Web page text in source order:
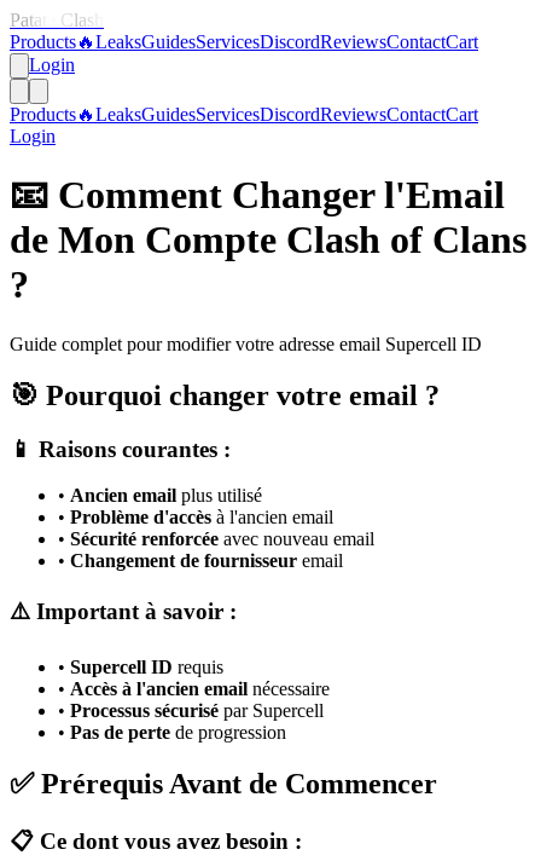
Patate Clash
Products🔥LeaksGuidesServicesDiscordReviewsContactCart
Login
Products🔥LeaksGuidesServicesDiscordReviewsContactCart
Login
📧 Comment Changer l'Email
de Mon Compte Clash of Clans
?
Guide complet pour modifier votre adresse email Supercell ID
🎯 Pourquoi changer votre email ?
📱 Raisons courantes :
• Ancien email plus utilisé
• Problème d'accès à l'ancien email
• Sécurité renforcée avec nouveau email
• Changement de fournisseur email
⚠️ Important à savoir :
• Supercell ID requis
• Accès à l'ancien email nécessaire
• Processus sécurisé par Supercell
• Pas de perte de progression
✅ Prérequis Avant de Commencer
📋 Ce dont vous avez besoin :